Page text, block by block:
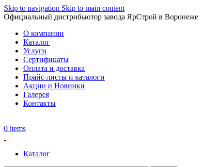
Skip to navigation Skip to main content
Официальный дистрибьютор завода ЯрСтрой в Воронеже
О компании
Каталог
Услуги
Сертификаты
Оплата и доставка
Прайс-листы и каталоги
Акции и Новинки
Галерея
Контакты
0 items
Каталог